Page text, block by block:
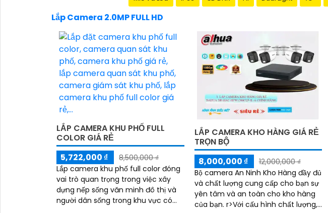
Lắp Camera 2.0MP FULL HD
LẮP CAMERA KHU PHỐ FULL
COLOR GIÁ RẺ
5,722,000 ₫
8,500,000 ₫
Lắp camera khu phố full color đóng
vai trò quan trọng trong việc xây
dựng nếp sống văn minh đô thị và
người dân sống trong khu vực có
LẮP CAMERA KHO HÀNG GIÁ RẺ
TRỌN BỘ
8,000,000 ₫
12,000,000 ₫
Bộ camera An Ninh Kho Hàng đầy đủ
và chất lượng cung cấp cho bạn sự
yên tâm và an toàn cho kho hàng
của bạn. r>Với cấu hình chất lượng,